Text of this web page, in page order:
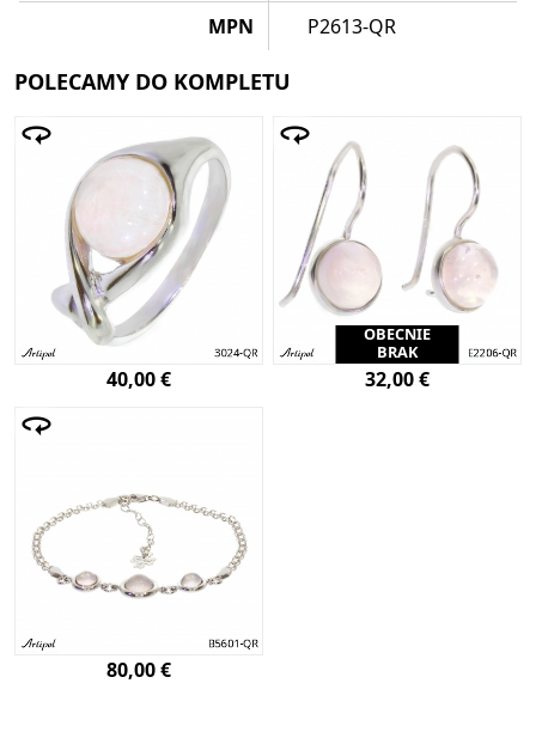
MPN
P2613-QR
POLECAMY DO KOMPLETU
40,00 €
OBECNIE
BRAK
32,00 €
80,00 €